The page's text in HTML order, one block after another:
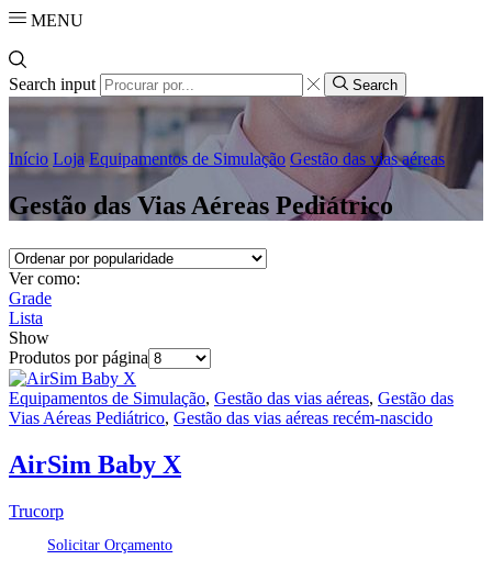
MENU
Search input Search
Início Loja Equipamentos de Simulação Gestão das vias aéreas
Gestão das Vias Aéreas Pediátrico
Ver como:
Grade
Lista
Show
Produtos por página
Equipamentos de Simulação, Gestão das vias aéreas, Gestão das
Vias Aéreas Pediátrico, Gestão das vias aéreas recém-nascido
AirSim Baby X
Trucorp
Solicitar Orçamento